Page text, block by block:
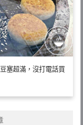
塞超滿，沒打電話買